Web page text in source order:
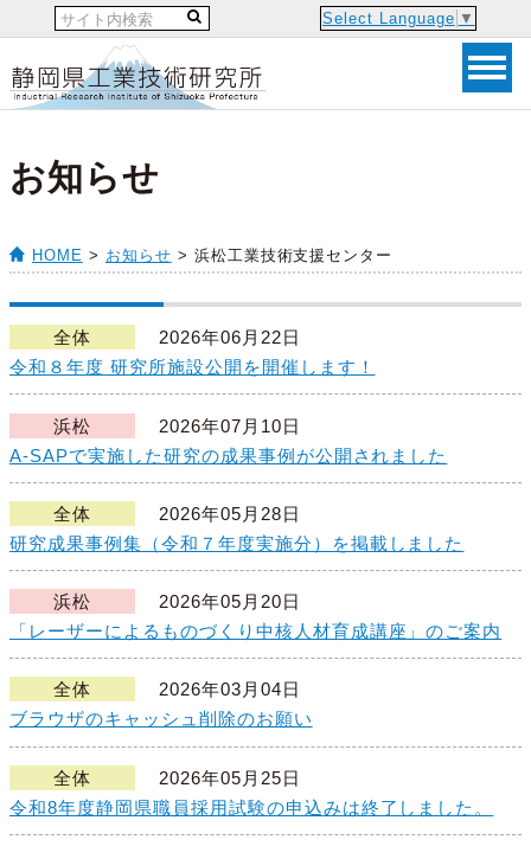
Select Language ▼
お知らせ
HOME > お知らせ > 浜松工業技術支援センター
全体
2026年06月22日
令和８年度 研究所施設公開を開催します！
浜松
2026年07月10日
A-SAPで実施した研究の成果事例が公開されました
全体
2026年05月28日
研究成果事例集（令和７年度実施分）を掲載しました
浜松
2026年05月20日
「レーザーによるものづくり中核人材育成講座」のご案内
全体
2026年03月04日
ブラウザのキャッシュ削除のお願い
全体
2026年05月25日
令和8年度静岡県職員採用試験の申込みは終了しました。